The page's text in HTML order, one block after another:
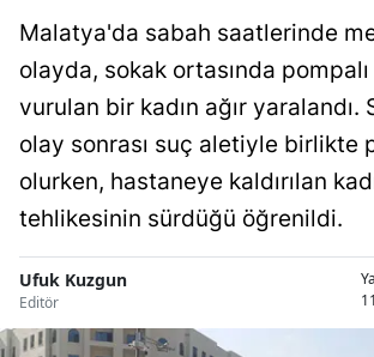
Malatya'da sabah saatlerinde
olayda, sokak ortasında
vurulan bir kadın ağır yaralandı.
olay sonrası suç aletiyle birlikte
olurken, hastaneye kaldırılan
tehlikesinin sürdüğü öğrenildi.
Ufuk Kuzgun
Editör